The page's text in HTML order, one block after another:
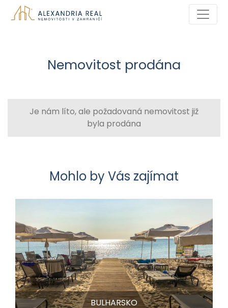
Nemovitost prodána
Je nám líto, ale požadovaná nemovitost již
byla prodána
Mohlo by Vás zajímat
BULHARSKO